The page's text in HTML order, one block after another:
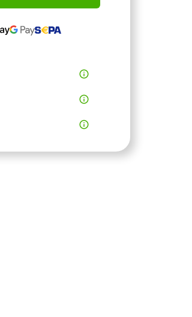
info_outline
info_outline
info_outline